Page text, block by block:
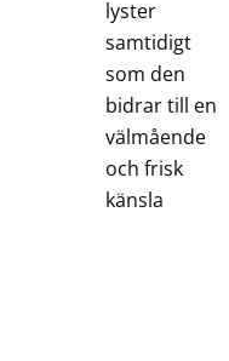
lyster
samtidigt
som den
bidrar till en
välmående
och frisk
känsla